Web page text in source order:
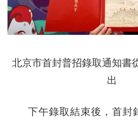
北京市首封普招錄取通知書
出
下午錄取結束後，首封